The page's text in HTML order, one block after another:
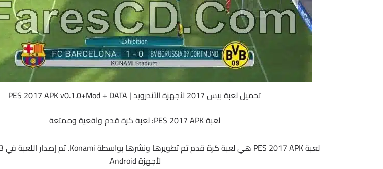
تحميل لعبة بيس 2017 لأجهزة الأندرويد | PES 2017 APK v0.1.0+Mod + DATA
لعبة PES 2017 APK: لعبة كرة قدم واقعية وممتعة
لأجهزة Android.